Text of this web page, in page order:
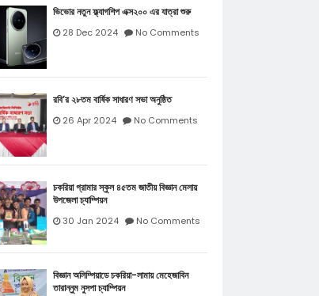
ভিভোর নতুন ফ্ল্যাগশিপ এক্স২০০ এর যাত্রা শুরু
28 Dec 2024 No Comments
রবি’র ২৮তম বার্ষিক সাধারণ সভা অনুষ্ঠিত
26 Apr 2024 No Comments
চকরিয়া গ্রামার স্কুল ৪৫তম জাতীয় বিজ্ঞান মেলায়
উপজেলা চ্যাম্পিয়ন
30 Jan 2024 No Comments
বিজ্ঞান অলিম্পিয়াডে চকরিয়া-লামায় মেহেজাবিন
তারান্নুম নুসপা চ্যাম্পিয়ন